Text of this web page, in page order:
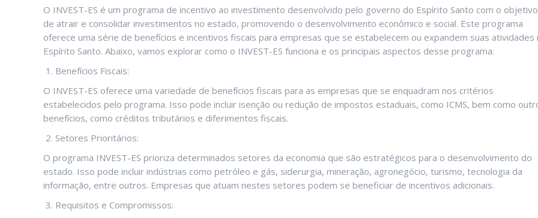
O INVEST-ES é um programa de incentivo ao investimento desenvolvido pelo governo do Espírito Santo com o objetivo
de atrair e consolidar investimentos no estado, promovendo o desenvolvimento econômico e social. Este programa
oferece uma série de benefícios e incentivos fiscais para empresas que se estabelecem ou expandem suas atividades
Espírito Santo. Abaixo, vamos explorar como o INVEST-ES funciona e os principais aspectos desse programa:
Benefícios Fiscais:
O INVEST-ES oferece uma variedade de benefícios fiscais para as empresas que se enquadram nos critérios
estabelecidos pelo programa. Isso pode incluir isenção ou redução de impostos estaduais, como ICMS, bem como
benefícios, como créditos tributários e diferimentos fiscais.
Setores Prioritários:
O programa INVEST-ES prioriza determinados setores da economia que são estratégicos para o desenvolvimento do
estado. Isso pode incluir indústrias como petróleo e gás, siderurgia, mineração, agronegócio, turismo, tecnologia da
informação, entre outros. Empresas que atuam nestes setores podem se beneficiar de incentivos adicionais.
Requisitos e Compromissos: